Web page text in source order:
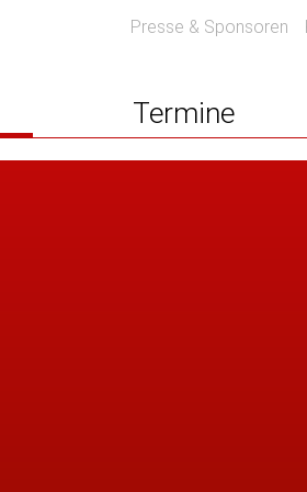
Presse & Sponsoren
Termine